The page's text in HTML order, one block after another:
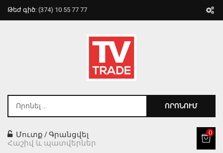
Թեժ գիծ: (374) 10 55 77 77
ՈՐՈՆՈՒՄ
Մուտք /Գրանցվել
Հաշիվ և պատվերներ
0